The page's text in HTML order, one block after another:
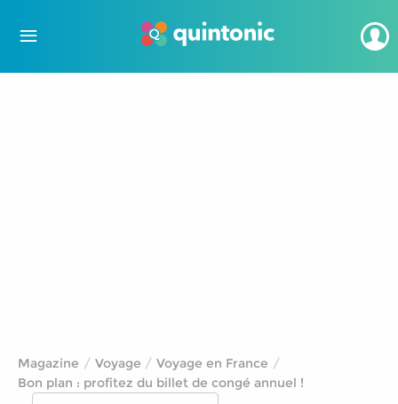
Magazine Voyage
Voyage en France
Bon plan : profitez du billet de congé annuel !